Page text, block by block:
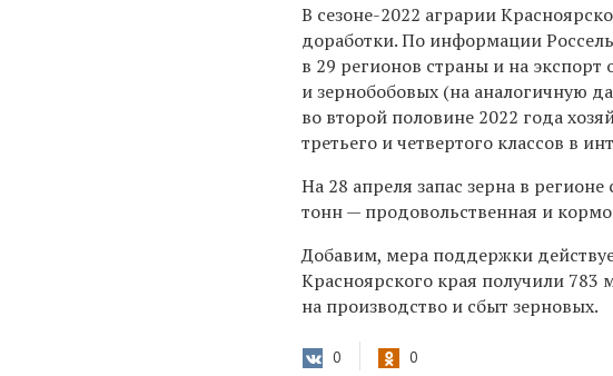
В сезоне-2022 аграрии
доработки. По информации
в 29 регионов страны и на экспорт
и зернобобовых (на аналогичную
во второй половине 2022 года
третьего и четвертого классов в
На 28 апреля запас зерна в
тонн — продовольственная и
Добавим, мера поддержки
Красноярского края получили
на производство и сбыт зерновых.
0 0